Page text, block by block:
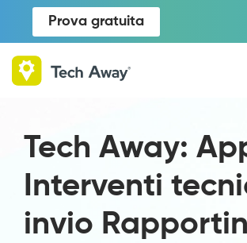
Prova gratuita
Tech Away:
Interventi
invio